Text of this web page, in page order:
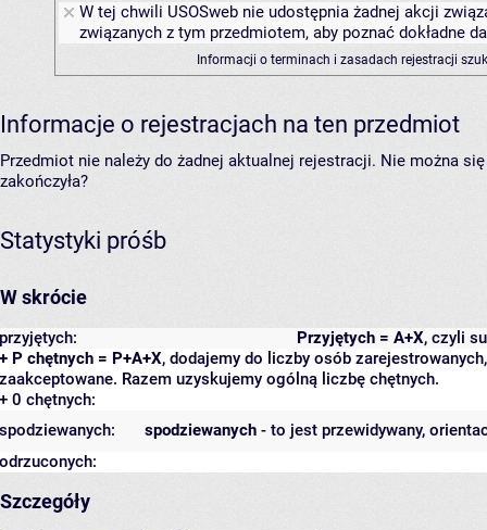
W tej chwili USOSweb nie udostępnia żadnej akcji
związanych z tym przedmiotem, aby poznać dokładne
Informacji o terminach i zasadach rejestracji
Informacje o rejestracjach na ten przedmiot
Przedmiot nie należy do żadnej aktualnej rejestracji. Nie można
zakończyła?
Statystyki próśb
W skrócie
Przyjętych = A+X, czyli
przyjętych:
+ P chętnych = P+A+X, dodajemy do liczby osób
zaakceptowane. Razem uzyskujemy ogólną liczbę chętnych.
+ 0 chętnych:
spodziewanych - to jest przewidywany,
spodziewanych:
odrzuconych:
Szczegóły